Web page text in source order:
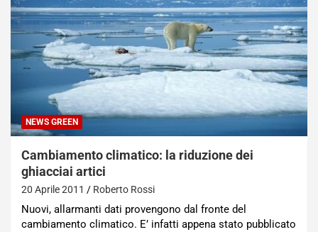
NEWS GREEN
Cambiamento climatico: la riduzione dei
ghiacciai artici
20 Aprile 2011 Roberto Rossi
Nuovi, allarmanti dati provengono dal fronte del
cambiamento climatico. E’ infatti appena stato pubblicato